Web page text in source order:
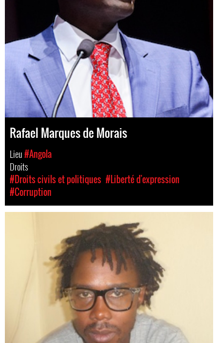
Rafael Marques de Morais
Lieu#Angola
Droits
#Droits civils et politiques #Liberté d'expression
#Corruption